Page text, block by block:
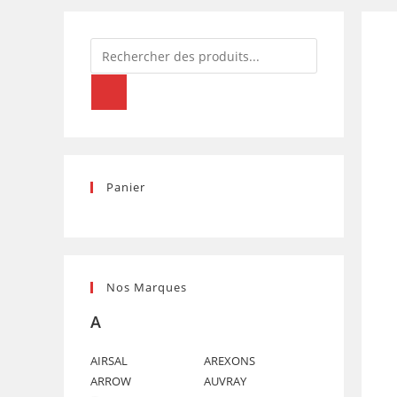
Recherche
de
Panier
Nos Marques
A
AIRSAL
AREXONS
ARROW
AUVRAY